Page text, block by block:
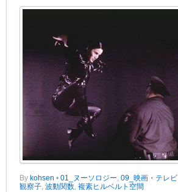
By kohsen • 01_ヌーソロジー,09_映画・テレビ
観察子,波動関数,複素ヒルベルト空間